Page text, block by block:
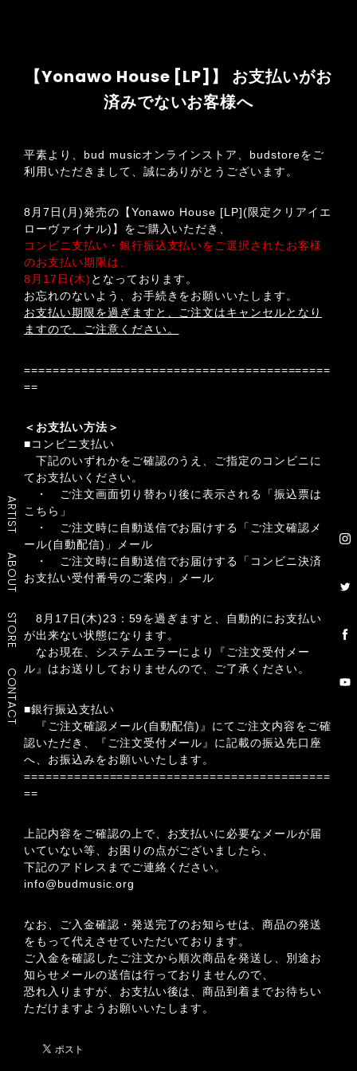
ARTIST
ABOUT
STORE
CONTACT
【Yonawo House [LP]】 お支払いがお
済みでないお客様へ
平素より、bud musicオンラインストア、budstoreをご
利用いただきまして、誠にありがとうございます。
8月7日(月)発売の【Yonawo House [LP](限定クリアイエ
ローヴァイナル)】をご購入いただき、
コンビニ支払い・銀行振込支払いをご選択されたお客様
のお支払い期限は、
8月17日(木) となっております。
お忘れのないよう、お手続きをお願いいたします。
お支払い期限を過ぎますと、ご注文はキャンセルとなり
ますので、ご注意ください。
===========================================
==
＜お支払い方法＞
■コンビニ支払い
下記のいずれかをご確認のうえ、ご指定のコンビニに
てお支払いください。
・ ご注文画面切り替わり後に表示される「振込票は
こちら」
・ ご注文時に自動送信でお届けする「ご注文確認メ
ール(自動配信)」メール
・ ご注文時に自動送信でお届けする「コンビニ決済
お支払い受付番号のご案内」メール
8月17日(木)23：59を過ぎますと、自動的にお支払い
が出来ない状態になります。
なお現在、システムエラーにより『ご注文受付メー
ル』はお送りしておりませんので、ご了承ください。
■銀行振込支払い
『ご注文確認メール(自動配信)』にてご注文内容をご確
認いただき、『ご注文受付メール』に記載の振込先口座
へ、お振込みをお願いいたします。
===========================================
==
上記内容をご確認の上で、お支払いに必要なメールが届
いていない等、お困りの点がございましたら、
下記のアドレスまでご連絡ください。
info@budmusic.org
なお、ご入金確認・発送完了のお知らせは、商品の発送
をもって代えさせていただいております。
ご入金を確認したご注文から順次商品を発送し、別途お
知らせメールの送信は行っておりませんので、
恐れ入りますが、お支払い後は、商品到着までお待ちい
ただけますようお願いいたします。